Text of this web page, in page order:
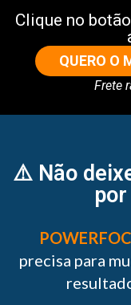
Clique no
QUERO O
Frete
⚠️ Não
precisa para